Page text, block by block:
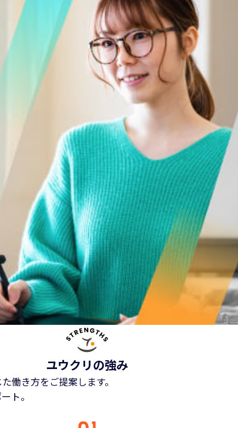
ユウクリの強み
働き方をご提案します。
ト。